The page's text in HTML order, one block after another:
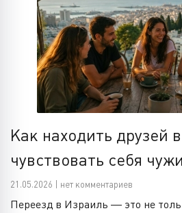
Как находить друзей
чувствовать себя
21.05.2026 | нет комментариев
Переезд в Израиль — это не